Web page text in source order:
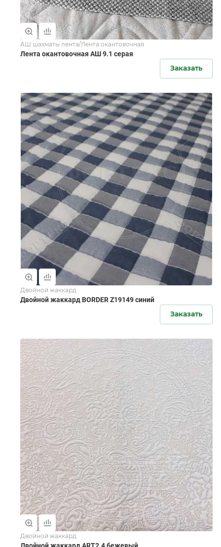
АШ шахматы лента/Лента окантовочная
Лента окантовочная АШ 9.1 серая
Заказать
Двойной жаккард
Двойной жаккард BORDER Z19149 синий
Заказать
Двойной жаккард